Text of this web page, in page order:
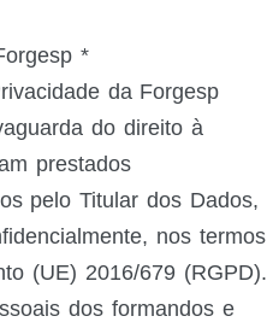
*
da Forgesp
do direito à
prestados
pelo Titular dos Dados,
nos termos
(UE) 2016/679 (RGPD).
dos formandos e